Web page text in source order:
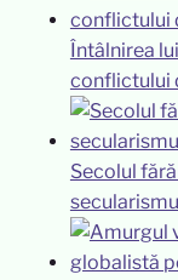
Întâlnirea
conflictului
Secolul